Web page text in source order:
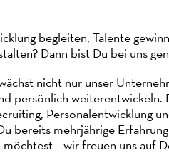
begleiten, Talente
Dann bist Du bei uns
nicht nur unser
persönlich weiterentwickeln.
Personalentwicklung
bereits mehrjährige
– wir freuen uns auf